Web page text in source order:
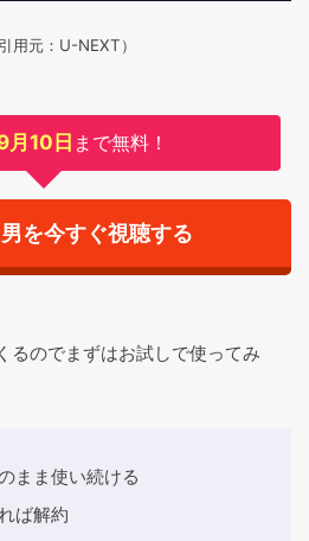
用元：U-NEXT）
月10日 まで無料！
を今すぐ視聴する
るのでまずはお試しで使ってみ
まま使い続ける
ば解約